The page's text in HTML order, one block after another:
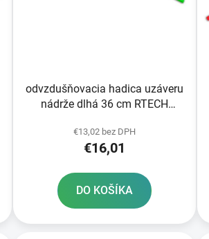
odvzdušňovacia hadica uzáveru
nádrže dlhá 36 cm RTECH
€13,02 bez DPH
€16,01
DO KOŠÍKA